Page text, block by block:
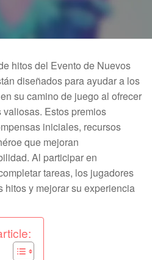
hitos del Evento de Nuevos
diseñados para ayudar a los
su camino de juego al ofrecer
valiosas. Estos premios
iniciales, recursos
que mejoran
Al participar en
tareas, los jugadores
hitos y mejorar su experiencia